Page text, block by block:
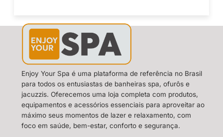
Enjoy Your Spa é uma plataforma de referência no Brasil
para todos os entusiastas de banheiras spa, ofurôs e
jacuzzis. Oferecemos uma loja completa com produtos,
equipamentos e acessórios essenciais para aproveitar ao
máximo seus momentos de lazer e relaxamento, com
foco em saúde, bem-estar, conforto e segurança.